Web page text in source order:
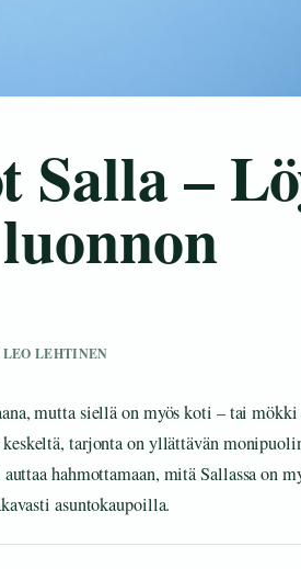
Salla –
LEHTINEN
mutta siellä on myös koti – tai mökki
tarjonta on yllättävän
hahmottamaan, mitä Sallassa on
asuntokaupoilla.